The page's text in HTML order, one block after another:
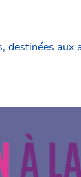
destinées